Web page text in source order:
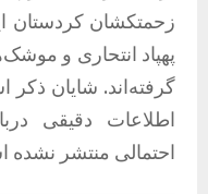
زحمتکشان کردستان
پهپاد انتحاری و
گرفته‌اند. شایان ذکر
اطلاعات دقیقی
احتمالی منتشر